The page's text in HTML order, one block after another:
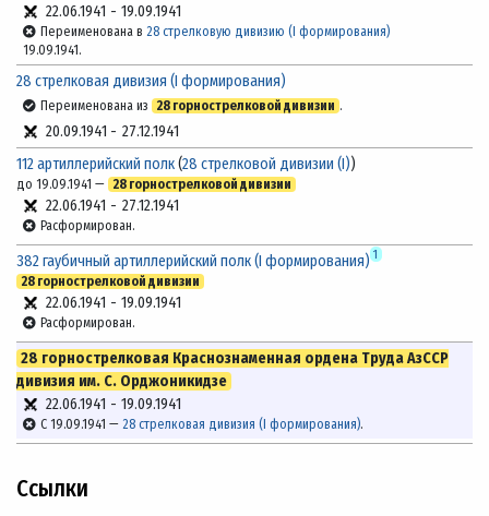
22.06.1941 - 19.09.1941
Переименована в28 стрелковую дивизию (I формирования)
19.09.1941.
28 стрелковая дивизия (I формирования)
Переименована из 28 горнострелковой дивизии .
20.09.1941 - 27.12.1941
112 артиллерийский полк(28 стрелковой дивизии (I))
до 19.09.1941 — 28 горнострелковой дивизии
22.06.1941 - 27.12.1941
Расформирован.
382 гаубичный артиллерийский полк (I формирования) 1
28 горнострелковой дивизии
22.06.1941 - 19.09.1941
Расформирован.
28 горнострелковая Краснознаменная ордена Труда АзССР
дивизия им. С. Орджоникидзе
22.06.1941 - 19.09.1941
С 19.09.1941 —28 стрелковая дивизия (I формирования).
Ссылки